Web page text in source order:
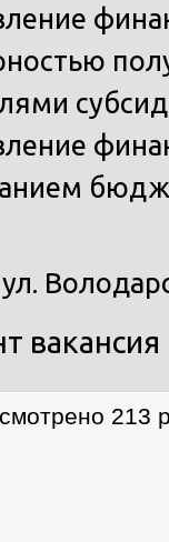
ул.
вакансия
213